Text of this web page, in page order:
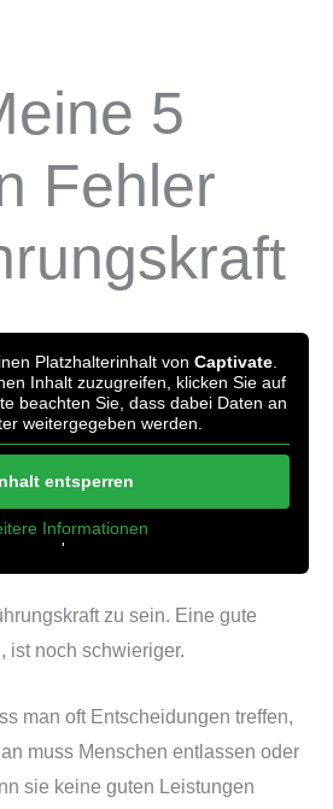
5
Fehler
Platzhalterinhalt von Captivate
Inhalt zuzugreifen, klicken Sie auf
beachten Sie, dass dabei Daten an
weitergegeben werden.
entsperren
Informationen
'
zu sein. Eine gute
ist noch schwieriger.
man oft Entscheidungen treffen,
muss Menschen entlassen oder
sie keine guten Leistungen